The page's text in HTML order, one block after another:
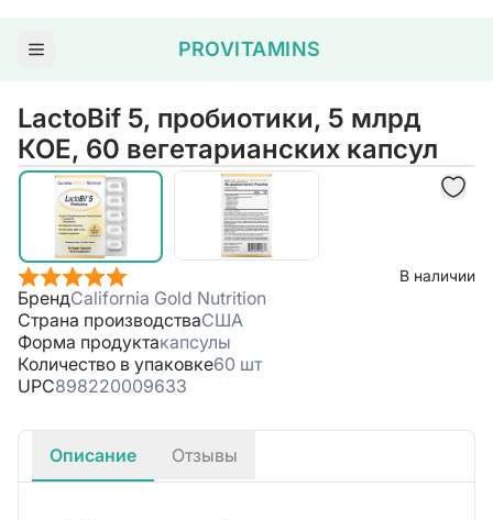
PROVITAMINS
LactoBif 5, пробиотики, 5 млрд
КОЕ, 60 вегетарианских капсул
В наличии
БрендCalifornia Gold Nutrition
Страна производстваСША
Форма продуктакапсулы
Количество в упаковке60 шт
UPC898220009633
Описание Отзывы